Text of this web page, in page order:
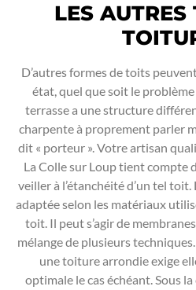
LES AUTRES
D’autres formes de toits
état, quel que soit le
terrasse a une structure
charpente à proprement parler
dit « porteur ». Votre artisan
La Colle sur Loup tient compte
veiller à l’étanchéité d’un tel
adaptée selon les matériaux
toit. Il peut s’agir de
mélange de plusieurs
une toiture arrondie exige
optimale le cas échéant. Sous